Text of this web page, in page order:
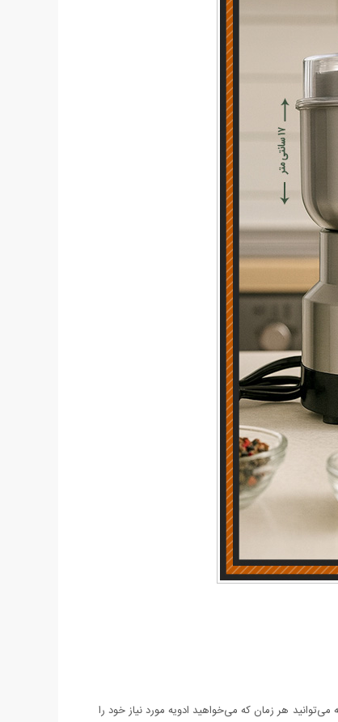
می‌‌توانید هر زمان که می‌‌خواهید ادویه مورد نیاز خود را